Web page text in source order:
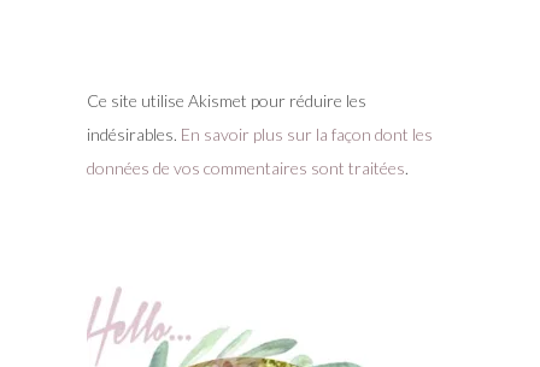
Ce site utilise Akismet pour réduire les
indésirables. En savoir plus sur la façon dont les
données de vos commentaires sont traitées.